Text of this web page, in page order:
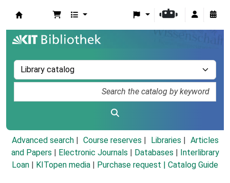
Advanced search Course reserves Libraries
Articles
and Papers
Electronic Journals Databases
Interlibrary
Loan
KITopen media Purchase request | Catalog Guide